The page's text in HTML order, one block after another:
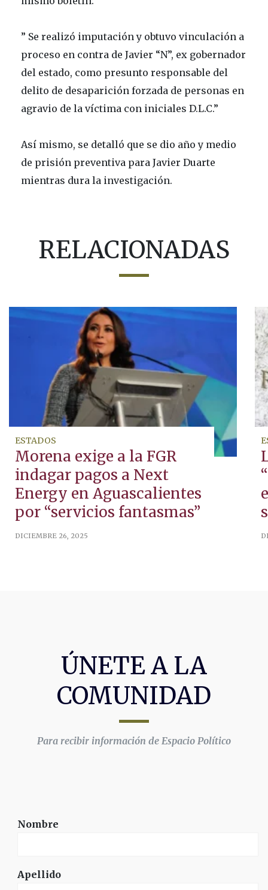
” Se realizó imputación y obtuvo vinculación a
proceso en contra de Javier “N”, ex gobernador
del estado, como presunto responsable del
delito de desaparición forzada de personas en
agravio de la víctima con iniciales D.L.C.”
Así mismo, se detalló que se dio año y medio
de prisión preventiva para Javier Duarte
mientras dura la investigación.
RELACIONADAS
ESTADOS
Morena exige a la FGR
indagar pagos a Next
Energy en Aguascalientes
por “servicios fantasmas”
DICIEMBRE 26, 2025
ÚNETE A LA
COMUNIDAD
Para recibir información de Espacio Político
Nombre
Apellido